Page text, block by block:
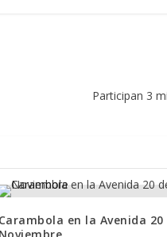
Participan 3
Carambola en la Avenida 20